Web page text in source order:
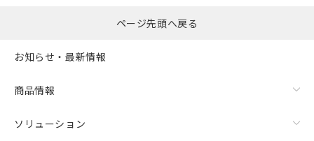
ページ先頭へ戻る
お知らせ・最新情報
商品情報
ソリューション